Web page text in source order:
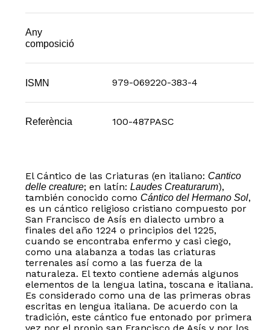
Any
composició
ISMN 979-069220-383-4
Referència 100-487PASC
El Cántico de las Criaturas (en italiano: Cantico
delle creature; en latín: Laudes Creaturarum),
también conocido como Cántico del Hermano Sol,
es un cántico religioso cristiano compuesto por
San Francisco de Asís en dialecto umbro a
finales del año 1224 o principios del 1225,
cuando se encontraba enfermo y casi ciego,
como una alabanza a todas las criaturas
terrenales así como a las fuerza de la
naturaleza. El texto contiene además algunos
elementos de la lengua latina, toscana e italiana.
Es considerado como una de las primeras obras
escritas en lengua italiana. De acuerdo con la
tradición, este cántico fue entonado por primera